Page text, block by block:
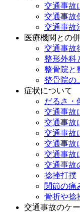
交通事故
交通事故
交通事故
医療機関との
交通事故
整形外科
整骨院と
整骨院の
症状について
だるさ・
交通事故
交通事故
交通事故
交通事故
交通事故
交通事故
捻挫打撲
関節の痛
骨折や捻
交通事故のケ